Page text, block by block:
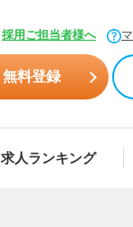
採用ご担当者様へ
無料登録
求人ランキング